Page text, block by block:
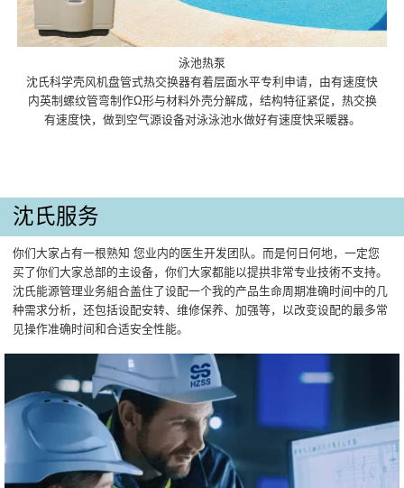
泳池热泵
沈氏科学壳风机盘管式热交换器有着层面水平专利申请，由有速度快
内英制螺纹管弯制作Ω形与材料外壳分解成，结构特征紧促，热交换
有速度快，做到空气源设备对泳泳池水做好有速度快采暖器。
沈氏服务
你们大家占有一根熟知 您业内的医生开发团队。而是何日何地，一定您
买了你们大家总部的主设备，你们大家都能以提拱非常专业技術不支持。
沈氏能源管理业务組合盖住了设配一个我的产品生命周期准确时间中的几
种需求分析，还包括设配安转、维修保养、加强等，以改变设配的最多常
见操作准确时间和合适安全性能。